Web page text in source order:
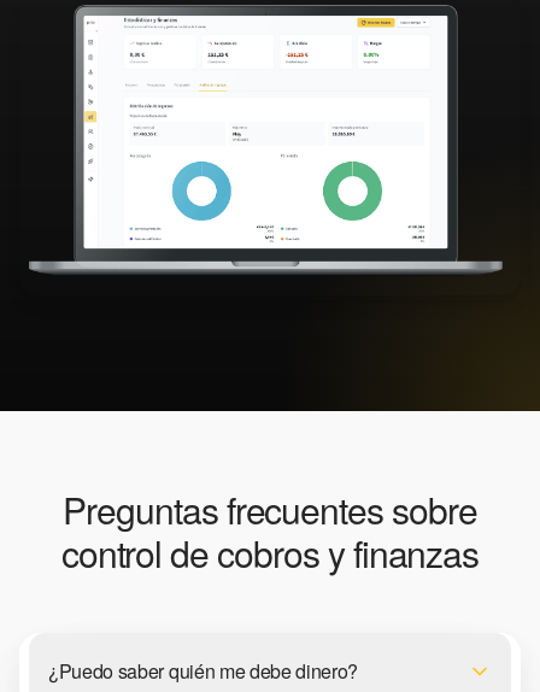
Preguntas frecuentes sobre
control de cobros y finanzas
¿Puedo saber quién me debe dinero?